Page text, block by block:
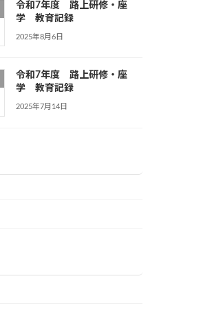
令和7年度 路上研修・座
学 教育記録
2025年8月6日
令和7年度 路上研修・座
学 教育記録
2025年7月14日